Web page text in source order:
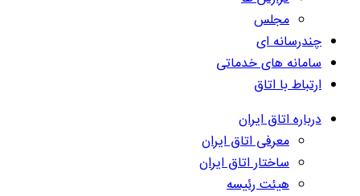
مجلس
چندرسانه ای
سامانه های خدماتی
ارتباط با اتاق
درباره اتاق ایران
معرفی اتاق ایران
ساختار اتاق ایران
هیئت رئیسه